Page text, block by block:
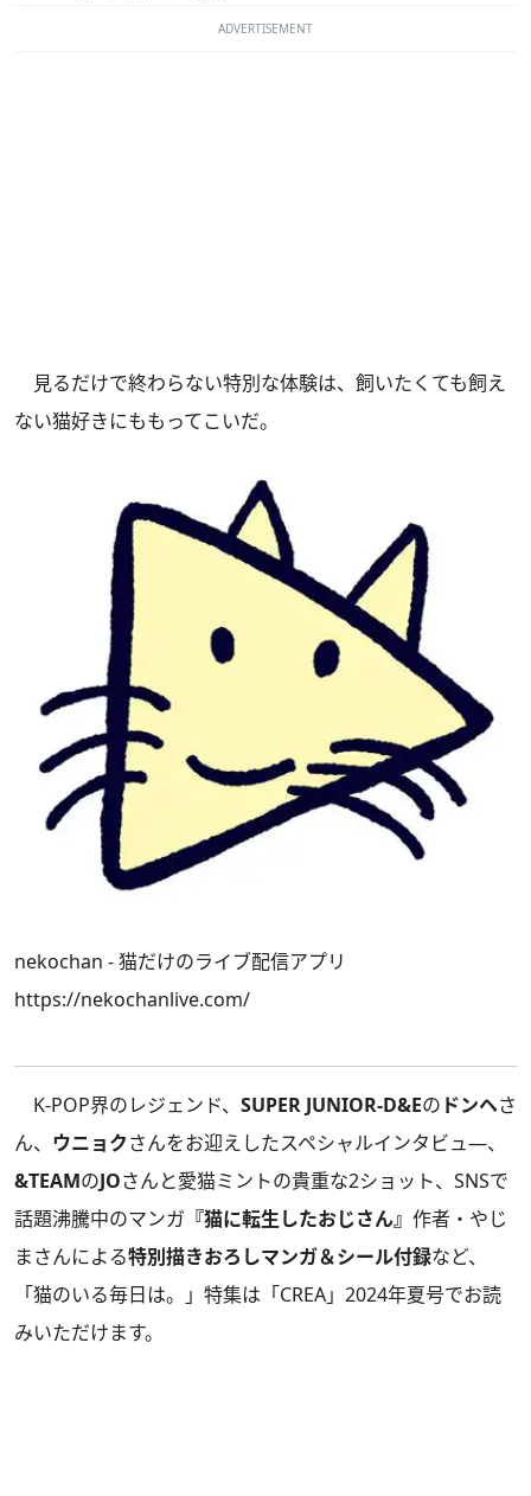
ADVERTISEMENT
見るだけで終わらない特別な体験は、飼いたくても飼え
ない猫好きにももってこいだ。
nekochan - 猫だけのライブ配信アプリ
https://nekochanlive.com/
K-POP界のレジェンド、 SUPER JUNIOR-D&Eの ドンヘさ
ん、 ウニョクさんをお迎えしたスペシャルインタビュ―、
&TEAMのJOさんと愛猫ミントの貴重な2ショット、SNSで
話題沸騰中のマンガ 『猫に転生したおじさん』 作者・やじ
まさんによる特別描きおろしマンガ＆シール付録など、
「猫のいる毎日は。」特集は 「CREA」2024年夏号でお読
みいただけます。